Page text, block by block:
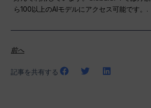
ら100以上のAIモデルにアクセス可能です。.
前へ
記事を共有する